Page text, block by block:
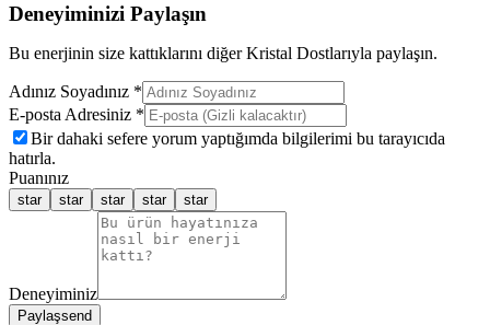
Deneyiminizi Paylaşın
Bu enerjinin size kattıklarını diğer Kristal Dostlarıyla paylaşın.
Adınız Soyadınız *
E-posta Adresiniz *
Bir dahaki sefere yorum yaptığımda bilgilerimi bu tarayıcıda
hatırla.
Puanınız
star star star star star
Deneyiminiz
Paylaşsend